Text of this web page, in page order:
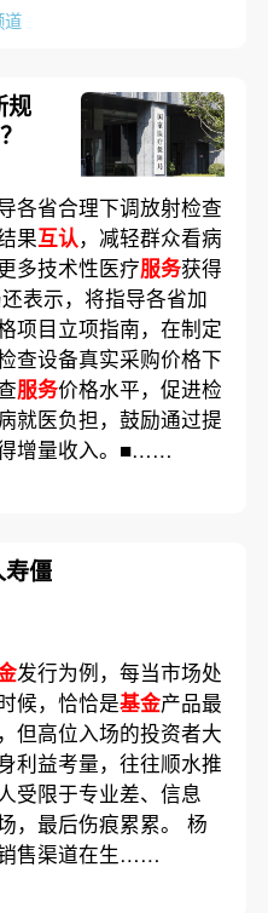
道
规
各省合理下调放射检查
果互认，减轻群众看病
多技术性医疗服务获得
表示，将指导各省加
项目立项指南，在制定
查设备真实采购价格下
服务价格水平，促进检
就医负担，鼓励通过提
增量收入。■……
僵
发行为例，每当市场处
候，恰恰是基金产品最
但高位入场的投资者大
利益考量，往往顺水推
受限于专业差、信息
，最后伤痕累累。 杨
售渠道在生……